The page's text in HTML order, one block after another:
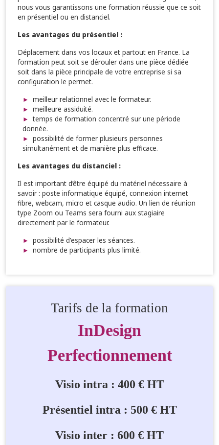
nous vous garantissons une formation réussie que ce soit
en présentiel ou en distanciel.
Les avantages du présentiel :
Déplacement dans vos locaux et partout en France. La
formation peut soit se dérouler dans une pièce dédiée
soit dans la pièce principale de votre entreprise si sa
configuration le permet.
meilleur relationnel avec le formateur.
meilleure assiduité.
temps de formation concentré sur une période
donnée.
possibilité de former plusieurs personnes
simultanément et de manière plus efficace.
Les avantages du distanciel :
Il est important d’être équipé du matériel nécessaire à
savoir : poste informatique équipé, connexion internet
fibre, webcam, micro et casque audio. Un lien de réunion
type Zoom ou Teams sera fourni aux stagiaire
directement par le formateur.
possibilité d'espacer les séances.
nombre de participants plus limité.
Tarifs de la formation
InDesign
Perfectionnement
Visio intra : 400 € HT
Présentiel intra : 500 € HT
Visio inter : 600 € HT